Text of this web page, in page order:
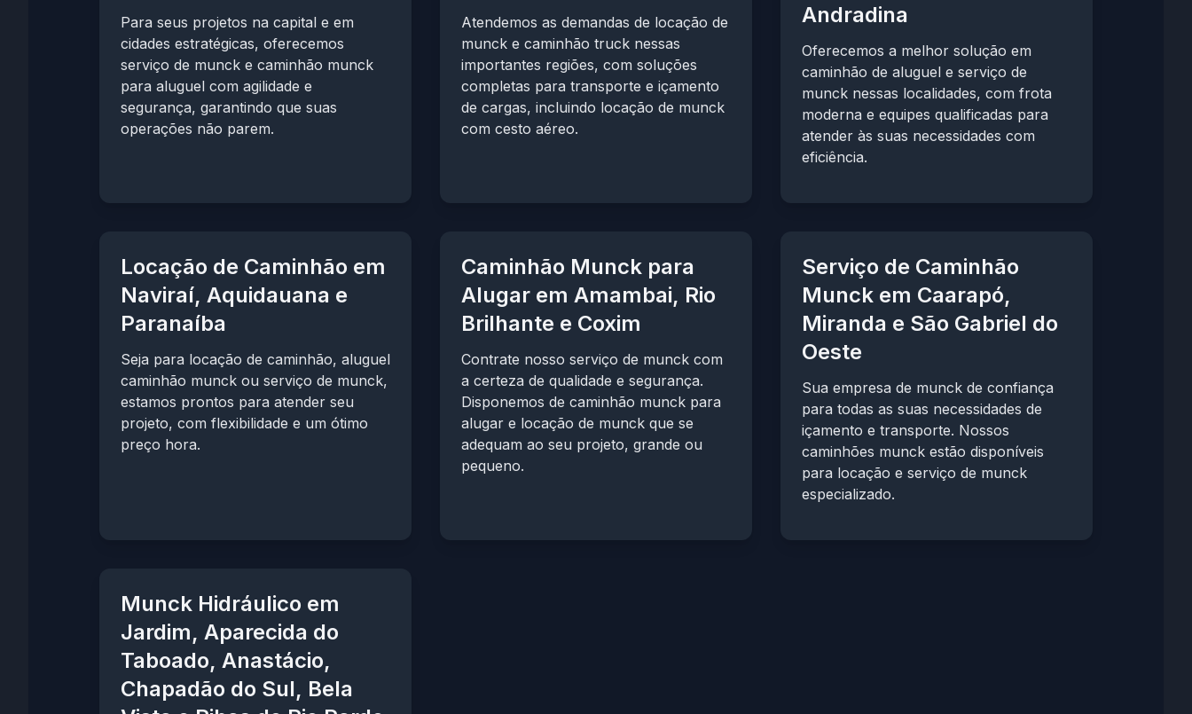
Para seus projetos na capital e em
cidades estratégicas, oferecemos
serviço de munck e caminhão munck
para aluguel com agilidade e
segurança, garantindo que suas
operações não parem.
Atendemos as demandas de locação de
munck e caminhão truck nessas
importantes regiões, com soluções
completas para transporte e içamento
de cargas, incluindo locação de munck
com cesto aéreo.
Andradina
Oferecemos a melhor solução em
caminhão de aluguel e serviço de
munck nessas localidades, com frota
moderna e equipes qualificadas para
atender às suas necessidades com
eficiência.
Locação de Caminhão em
Naviraí, Aquidauana e
Paranaíba
Seja para locação de caminhão, aluguel
caminhão munck ou serviço de munck,
estamos prontos para atender seu
projeto, com flexibilidade e um ótimo
preço hora.
Caminhão Munck para
Alugar em Amambai, Rio
Brilhante e Coxim
Contrate nosso serviço de munck com
a certeza de qualidade e segurança.
Disponemos de caminhão munck para
alugar e locação de munck que se
adequam ao seu projeto, grande ou
pequeno.
Serviço de Caminhão
Munck em Caarapó,
Miranda e São Gabriel do
Oeste
Sua empresa de munck de confiança
para todas as suas necessidades de
içamento e transporte. Nossos
caminhões munck estão disponíveis
para locação e serviço de munck
especializado.
Munck Hidráulico em
Jardim, Aparecida do
Taboado, Anastácio,
Chapadão do Sul, Bela